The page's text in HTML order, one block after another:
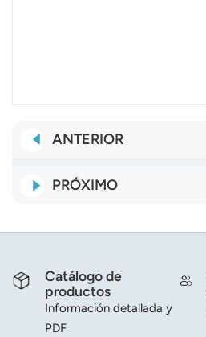
ANTERIOR
PRÓXIMO
Catálogo de
productos
Información detallada y
PDF